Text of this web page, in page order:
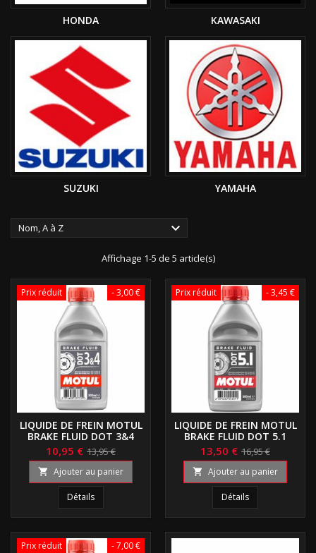
HONDA KAWASAKI
SUZUKI YAMAHA
Nom, A à Z 
Affichage 1-5 de 5 article(s)
- 3,00 €
Prix réduit
LIQUIDE DE FREIN MOTUL
BRAKE FLUID DOT 3&4
10,95 € 13,95 €
 Ajouter au panier
Détails
- 3,45 €
Prix réduit
LIQUIDE DE FREIN MOTUL
BRAKE FLUID DOT 5.1
13,50 € 16,95 €
 Ajouter au panier
Détails
- 7,00 €
Prix réduit